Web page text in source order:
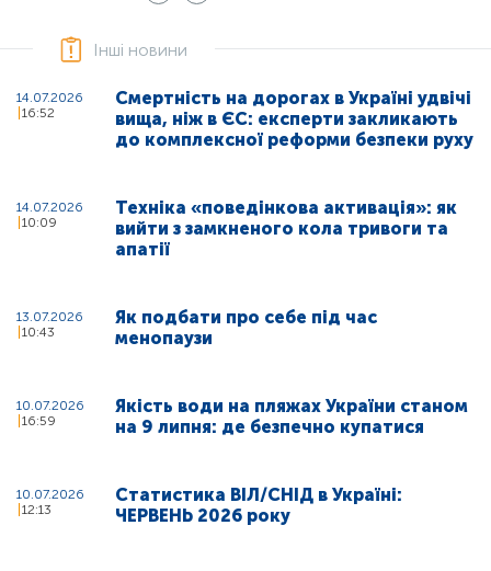
Інші новини
14.07.2026
16:52
Смертність на дорогах в Україні удвічі
вища, ніж в ЄС: експерти закликають
до комплексної реформи безпеки руху
14.07.2026
10:09
Техніка «поведінкова активація»: як
вийти з замкненого кола тривоги та
апатії
13.07.2026
10:43
Як подбати про себе під час
менопаузи
10.07.2026
16:59
Якість води на пляжах України станом
на 9 липня: де безпечно купатися
10.07.2026
12:13
Статистика ВІЛ/СНІД в Україні:
ЧЕРВЕНЬ 2026 року